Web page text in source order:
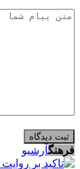
فرهنگآرشیو